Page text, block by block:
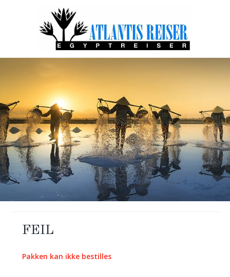
FEIL
Pakken kan ikke bestilles